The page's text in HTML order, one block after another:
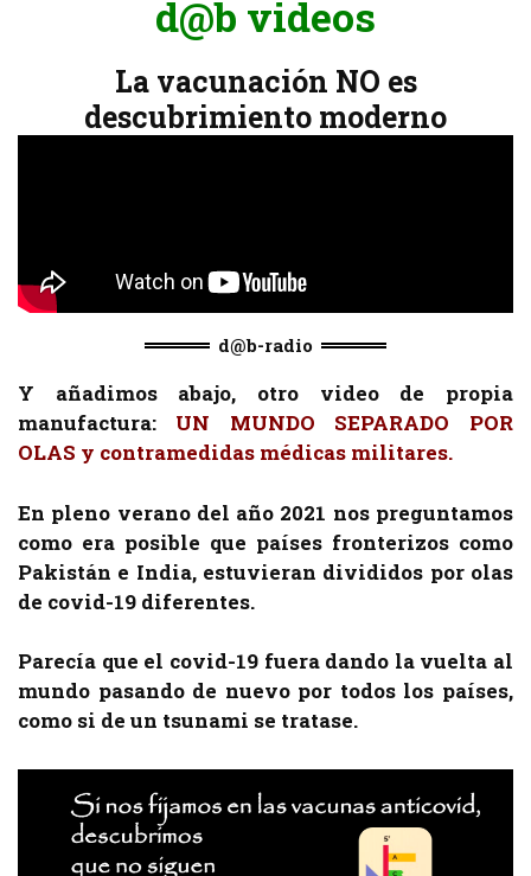
d@b videos
La vacunación NO es
descubrimiento moderno
d@b-radio
Y añadimos abajo, otro video de propia
manufactura: UN MUNDO SEPARADO POR
OLAS y contramedidas médicas militares.
En pleno verano del año 2021 nos preguntamos
como era posible que países fronterizos como
Pakistán e India, estuvieran divididos por olas
de covid-19 diferentes.
Parecía que el covid-19 fuera dando la vuelta al
mundo pasando de nuevo por todos los países,
como si de un tsunami se tratase.